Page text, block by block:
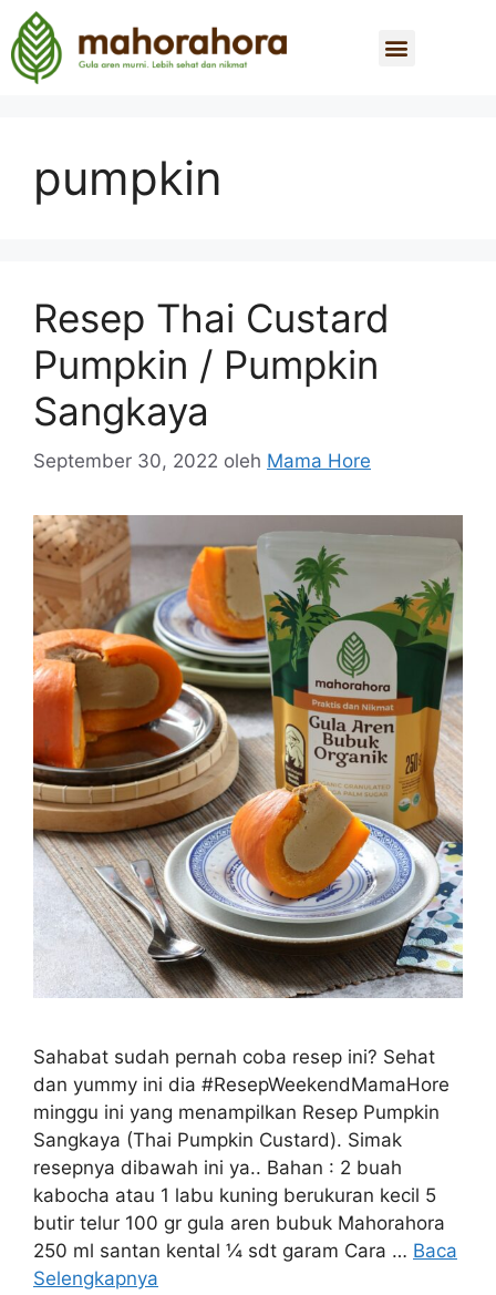
pumpkin
Resep Thai Custard
Pumpkin / Pumpkin
Sangkaya
September 30, 2022 oleh Mama Hore
Sahabat sudah pernah coba resep ini? Sehat
dan yummy ini dia #ResepWeekendMamaHore
minggu ini yang menampilkan Resep Pumpkin
Sangkaya (Thai Pumpkin Custard). Simak
resepnya dibawah ini ya.. Bahan : 2 buah
kabocha atau 1 labu kuning berukuran kecil 5
butir telur 100 gr gula aren bubuk Mahorahora
250 ml santan kental ¼ sdt garam Cara … Baca
Selengkapnya